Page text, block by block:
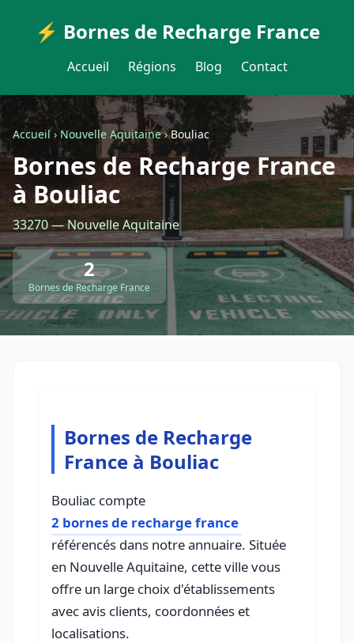
⚡ Bornes de Recharge France
Accueil Régions Blog Contact
Accueil›Nouvelle Aquitaine›Bouliac
Bornes de Recharge France
à Bouliac
33270 — Nouvelle Aquitaine
2
Bornes de Recharge France
Bornes de Recharge
France à Bouliac
Bouliac compte
2 bornes de recharge france
référencés dans notre annuaire. Située
en Nouvelle Aquitaine, cette ville vous
offre un large choix d'établissements
avec avis clients, coordonnées et
localisations.